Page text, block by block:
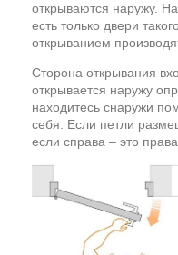
открываются наружу.
есть только двери
открыванием
Сторона открывания
открывается наружу
находитесь снаружи
себя. Если петли
если справа – это